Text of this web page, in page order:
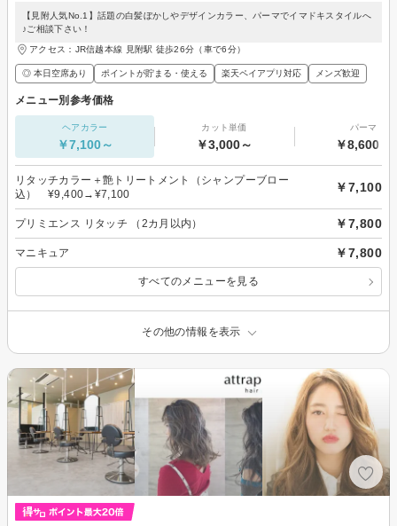
【見附人気No.1】話題の白髪ぼかしやデザインカラー、パーマでイマドキスタイルへ
♪ご相談下さい！
アクセス：JR信越本線 見附駅 徒歩26分（車で6分）
◎ 本日空席あり ポイントが貯まる・使える 楽天ペイアプリ対応 メンズ歓迎
メニュー別参考価格
ヘアカラー
￥7,100～
カット単価
￥3,000～
パーマ
￥8,600～
リタッチカラー＋艶トリートメント（シャンプーブロー
込） ¥9,400→¥7,100
￥7,100
プリミエンス リタッチ （2カ月以内） ￥7,800
マニキュア ￥7,800
すべてのメニューを見る
その他の情報を表示